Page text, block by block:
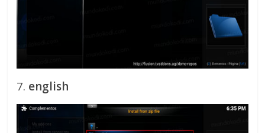
7. english